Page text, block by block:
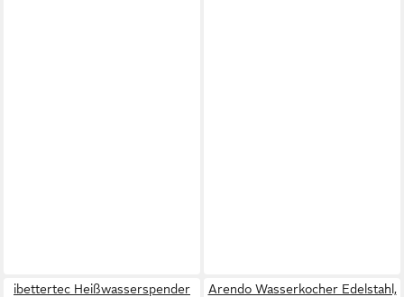
ibettertec Heißwasserspender
Arendo Wasserkocher Edelstahl,